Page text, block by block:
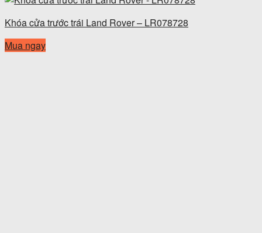
Khóa cửa trước trái Land Rover – LR078728
Mua ngay